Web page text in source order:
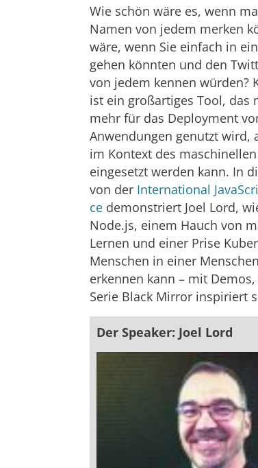
Wie schön wäre es, wenn
Namen von jedem merken
wäre, wenn Sie einfach in
gehen könnten und den
von jedem kennen würden?
ist ein großartiges Tool, das
mehr für das Deployment
Anwendungen genutzt wird,
im Kontext des
eingesetzt werden kann. In
von der International
ce demonstriert Joel Lord,
Node.js, einem Hauch von
Lernen und einer Prise
Menschen in einer
erkennen kann – mit
Serie Black Mirror inspiriert
Der Speaker: Joel Lord